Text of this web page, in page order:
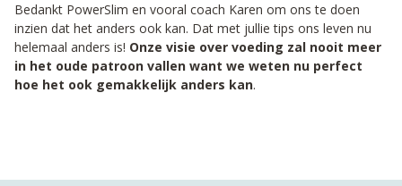
Bedankt PowerSlim en vooral coach Karen om ons te doen
inzien dat het anders ook kan. Dat met jullie tips ons leven nu
helemaal anders is! Onze visie over voeding zal nooit meer
in het oude patroon vallen want we weten nu perfect
hoe het ook gemakkelijk anders kan.